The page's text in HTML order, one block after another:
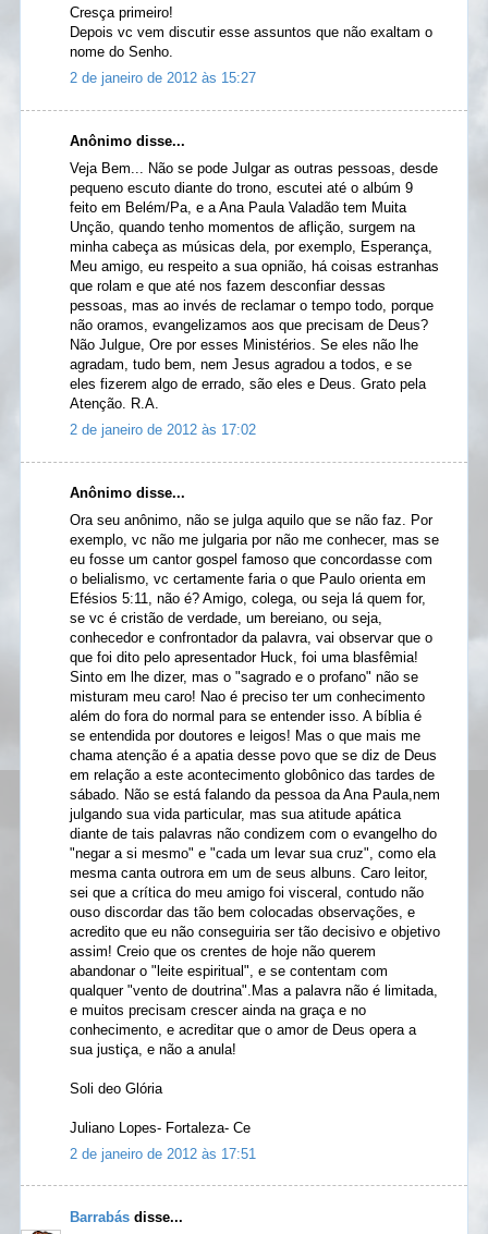
Cresça primeiro!
Depois vc vem discutir esse assuntos que não exaltam o
nome do Senho.
2 de janeiro de 2012 às 15:27
Anônimo disse...
Veja Bem... Não se pode Julgar as outras pessoas, desde
pequeno escuto diante do trono, escutei até o albúm 9
feito em Belém/Pa, e a Ana Paula Valadão tem Muita
Unção, quando tenho momentos de aflição, surgem na
minha cabeça as músicas dela, por exemplo, Esperança,
Meu amigo, eu respeito a sua opnião, há coisas estranhas
que rolam e que até nos fazem desconfiar dessas
pessoas, mas ao invés de reclamar o tempo todo, porque
não oramos, evangelizamos aos que precisam de Deus?
Não Julgue, Ore por esses Ministérios. Se eles não lhe
agradam, tudo bem, nem Jesus agradou a todos, e se
eles fizerem algo de errado, são eles e Deus. Grato pela
Atenção. R.A.
2 de janeiro de 2012 às 17:02
Anônimo disse...
Ora seu anônimo, não se julga aquilo que se não faz. Por
exemplo, vc não me julgaria por não me conhecer, mas se
eu fosse um cantor gospel famoso que concordasse com
o belialismo, vc certamente faria o que Paulo orienta em
Efésios 5:11, não é? Amigo, colega, ou seja lá quem for,
se vc é cristão de verdade, um bereiano, ou seja,
conhecedor e confrontador da palavra, vai observar que o
que foi dito pelo apresentador Huck, foi uma blasfêmia!
Sinto em lhe dizer, mas o "sagrado e o profano" não se
misturam meu caro! Nao é preciso ter um conhecimento
além do fora do normal para se entender isso. A bíblia é
se entendida por doutores e leigos! Mas o que mais me
chama atenção é a apatia desse povo que se diz de Deus
em relação a este acontecimento globônico das tardes de
sábado. Não se está falando da pessoa da Ana Paula,nem
julgando sua vida particular, mas sua atitude apática
diante de tais palavras não condizem com o evangelho do
"negar a si mesmo" e "cada um levar sua cruz", como ela
mesma canta outrora em um de seus albuns. Caro leitor,
sei que a crítica do meu amigo foi visceral, contudo não
ouso discordar das tão bem colocadas observações, e
acredito que eu não conseguiria ser tão decisivo e objetivo
assim! Creio que os crentes de hoje não querem
abandonar o "leite espiritual", e se contentam com
qualquer "vento de doutrina".Mas a palavra não é limitada,
e muitos precisam crescer ainda na graça e no
conhecimento, e acreditar que o amor de Deus opera a
sua justiça, e não a anula!
Soli deo Glória
Juliano Lopes- Fortaleza- Ce
2 de janeiro de 2012 às 17:51
Barrabás disse...